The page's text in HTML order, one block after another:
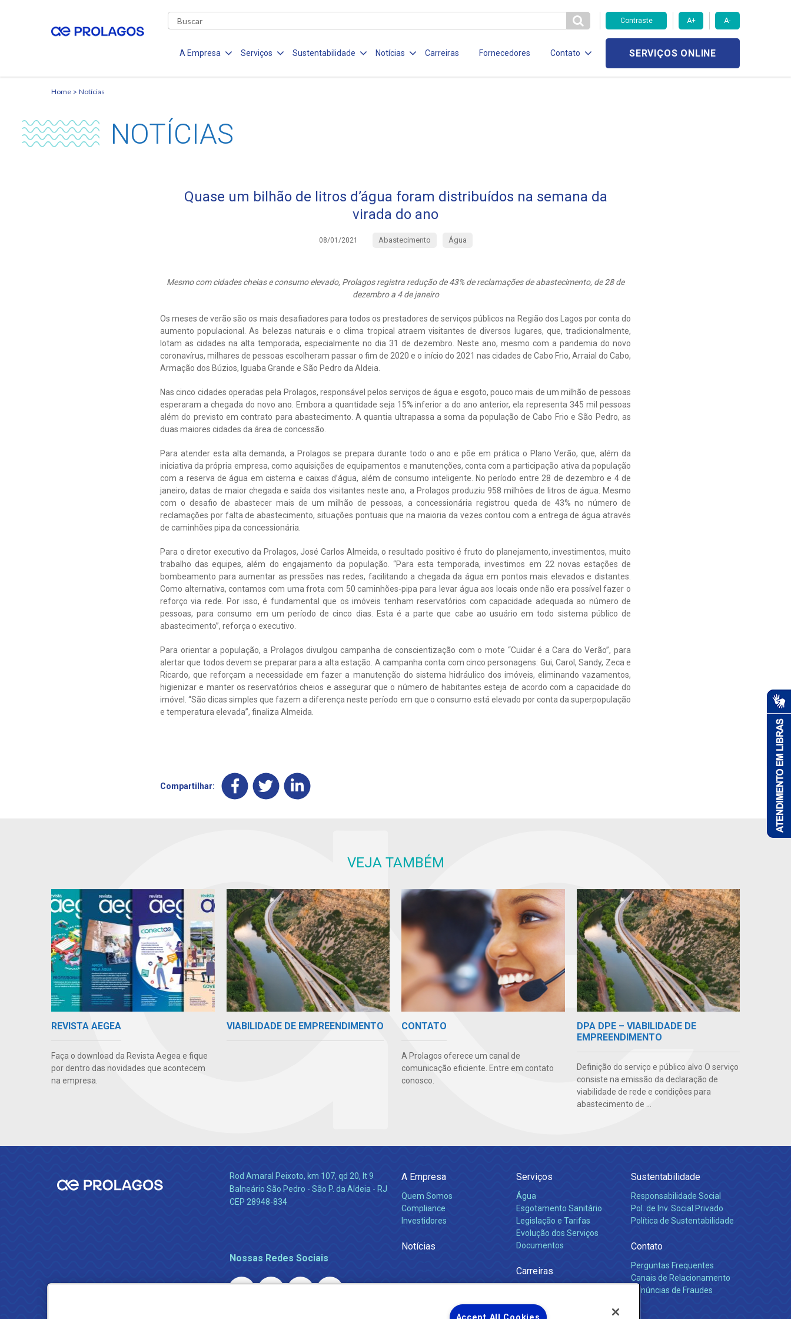
Contraste A+ A-
A Empresa Serviços Sustentabilidade Notícias Carreiras Fornecedores Contato SERVIÇOS ONLINE
Home Notícias
NOTÍCIAS
Quase um bilhão de litros d’água foram distribuídos na semana da
virada do ano
08/01/2021 Abastecimento Água
Mesmo com cidades cheias e consumo elevado, Prolagos registra redução de 43% de reclamações de abastecimento, de 28 de
dezembro a 4 de janeiro
Os meses de verão são os mais desafiadores para todos os prestadores de serviços públicos na Região dos Lagos por conta do
aumento populacional. As belezas naturais e o clima tropical atraem visitantes de diversos lugares, que, tradicionalmente,
lotam as cidades na alta temporada, especialmente no dia 31 de dezembro. Neste ano, mesmo com a pandemia do novo
coronavírus, milhares de pessoas escolheram passar o fim de 2020 e o início do 2021 nas cidades de Cabo Frio, Arraial do Cabo,
Armação dos Búzios, Iguaba Grande e São Pedro da Aldeia.
Nas cinco cidades operadas pela Prolagos, responsável pelos serviços de água e esgoto, pouco mais de um milhão de pessoas
esperaram a chegada do novo ano. Embora a quantidade seja 15% inferior a do ano anterior, ela representa 345 mil pessoas
além do previsto em contrato para abastecimento. A quantia ultrapassa a soma da população de Cabo Frio e São Pedro, as
duas maiores cidades da área de concessão.
Para atender esta alta demanda, a Prolagos se prepara durante todo o ano e põe em prática o Plano Verão, que, além da
iniciativa da própria empresa, como aquisições de equipamentos e manutenções, conta com a participação ativa da população
com a reserva de água em cisterna e caixas d’água, além de consumo inteligente. No período entre 28 de dezembro e 4 de
janeiro, datas de maior chegada e saída dos visitantes neste ano, a Prolagos produziu 958 milhões de litros de água. Mesmo
com o desafio de abastecer mais de um milhão de pessoas, a concessionária registrou queda de 43% no número de
reclamações por falta de abastecimento, situações pontuais que na maioria da vezes contou com a entrega de água através
de caminhões pipa da concessionária.
Para o diretor executivo da Prolagos, José Carlos Almeida, o resultado positivo é fruto do planejamento, investimentos, muito
trabalho das equipes, além do engajamento da população. “Para esta temporada, investimos em 22 novas estações de
bombeamento para aumentar as pressões nas redes, facilitando a chegada da água em pontos mais elevados e distantes.
Como alternativa, contamos com uma frota com 50 caminhões-pipa para levar água aos locais onde não era possível fazer o
reforço via rede. Por isso, é fundamental que os imóveis tenham reservatórios com capacidade adequada ao número de
pessoas, para consumo em um período de cinco dias. Esta é a parte que cabe ao usuário em todo sistema público de
abastecimento”, reforça o executivo.
Para orientar a população, a Prolagos divulgou campanha de conscientização com o mote “Cuidar é a Cara do Verão”, para
alertar que todos devem se preparar para a alta estação. A campanha conta com cinco personagens: Gui, Carol, Sandy, Zeca e
Ricardo, que reforçam a necessidade em fazer a manutenção do sistema hidráulico dos imóveis, eliminando vazamentos,
higienizar e manter os reservatórios cheios e assegurar que o número de habitantes esteja de acordo com a capacidade do
imóvel. “São dicas simples que fazem a diferença neste período em que o consumo está elevado por conta da superpopulação
e temperatura elevada”, finaliza Almeida.
Compartilhar:
VEJA TAMBÉM
REVISTA AEGEA
Faça o download da Revista Aegea e fique
por dentro das novidades que acontecem
na empresa.
VIABILIDADE DE EMPREENDIMENTO CONTATO
A Prolagos oferece um canal de
comunicação eficiente. Entre em contato
conosco.
DPA DPE – VIABILIDADE DE
EMPREENDIMENTO
Definição do serviço e público alvo O serviço
consiste na emissão da declaração de
viabilidade de rede e condições para
abastecimento de ...
Rod Amaral Peixoto, km 107, qd 20, lt 9
Balneário São Pedro - São P. da Aldeia - RJ
CEP 28948-834
Nossas Redes Sociais
A Empresa
Quem Somos
Compliance
Investidores
Notícias
Serviços
Água
Esgotamento Sanitário
Legislação e Tarifas
Evolução dos Serviços
Documentos
Carreiras
Sustentabilidade
Responsabilidade Social
Pol. de Inv. Social Privado
Política de Sustentabilidade
Contato
Perguntas Frequentes
Canais de Relacionamento
Denúncias de Fraudes